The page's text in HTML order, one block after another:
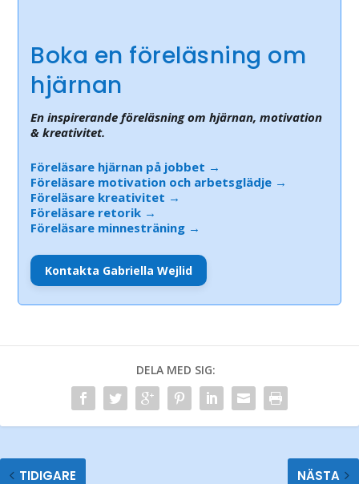
Boka en föreläsning om
hjärnan
En inspirerande föreläsning om hjärnan, motivation
& kreativitet.
Föreläsare hjärnan på jobbet →
Föreläsare motivation och arbetsglädje →
Föreläsare kreativitet →
Föreläsare retorik →
Föreläsare minnesträning →
Kontakta Gabriella Wejlid
DELA MED SIG:
TIDIGARE NÄSTA